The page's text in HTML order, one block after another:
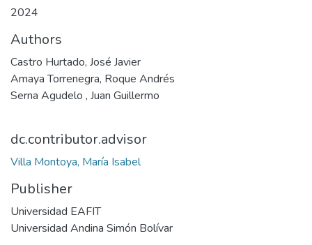
2024
Authors
Castro Hurtado, José Javier
Amaya Torrenegra, Roque Andrés
Serna Agudelo , Juan Guillermo
dc.contributor.advisor
Villa Montoya, María Isabel
Publisher
Universidad EAFIT
Universidad Andina Simón Bolívar